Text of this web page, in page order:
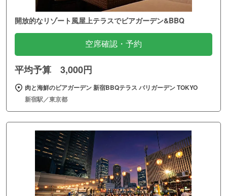
開放的なリゾート風屋上テラスでビアガーデン&BBQ
空席確認・予約
平均予算 3,000円
肉と海鮮のビアガーデン 新宿BBQテラス バリガーデン TOKYO
新宿駅／東京都